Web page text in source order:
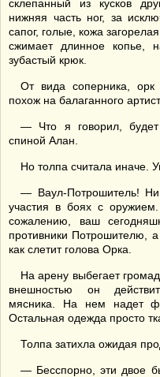
склепанный из кусков
нижняя часть ног, за
сапог, голые, кожа
сжимает длинное копье,
зубастый крюк.
От вида соперника,
похож на балаганного
— Что я говорил,
спиной Алан.
Но толпа считала иначе.
— Ваул-Потрошитель!
участия в боях с
сожалению, ваш
противники Потрошителю,
как слетит голова Орка.
На арену выбегает
внешностью он
мясника. На нем надет
Остальная одежда просто
Толпа затихла ожидая
— Бесспорно, эти двое